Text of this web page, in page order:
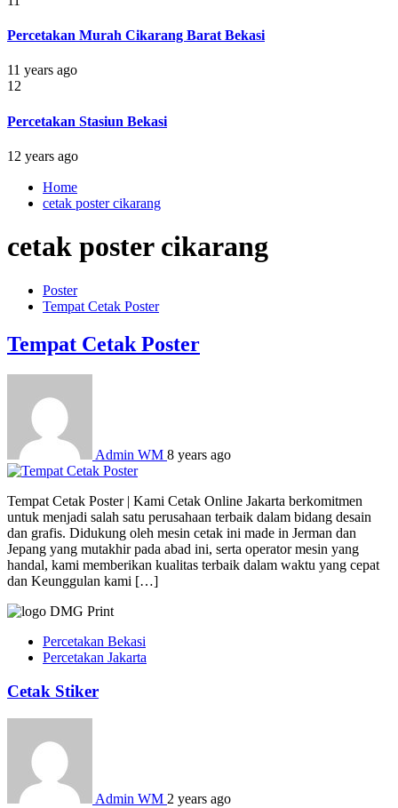
Percetakan Murah Cikarang Barat Bekasi
11 years ago
12
Percetakan Stasiun Bekasi
12 years ago
Home
cetak poster cikarang
cetak poster cikarang
Poster
Tempat Cetak Poster
Tempat Cetak Poster
Admin WM 8 years ago
Tempat Cetak Poster | Kami Cetak Online Jakarta berkomitmen
untuk menjadi salah satu perusahaan terbaik dalam bidang desain
dan grafis. Didukung oleh mesin cetak ini made in Jerman dan
Jepang yang mutakhir pada abad ini, serta operator mesin yang
handal, kami memberikan kualitas terbaik dalam waktu yang cepat
dan Keunggulan kami […]
Percetakan Bekasi
Percetakan Jakarta
Cetak Stiker
Admin WM 2 years ago